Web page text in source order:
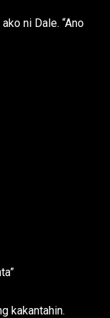
ni Dale. “Ano
kakantahin.